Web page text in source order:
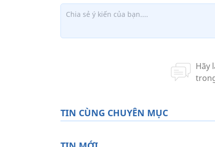
TIN CÙNG CHUYÊN MỤC